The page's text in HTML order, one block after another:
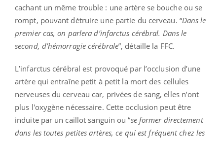
cachant un même trouble : une artère se bouche ou se
rompt, pouvant détruire une partie du cerveau. “Dans le
premier cas, on parlera d’infarctus cérébral. Dans le
second, d’hémorragie cérébrale”, détaille la FFC.
L’infarctus cérébral est provoqué par l’occlusion d’une
artère qui entraîne petit à petit la mort des cellules
nerveuses du cerveau car, privées de sang, elles n’ont
plus l'oxygène nécessaire. Cette occlusion peut être
induite par un caillot sanguin ou “se former directement
dans les toutes petites artères, ce qui est fréquent chez les